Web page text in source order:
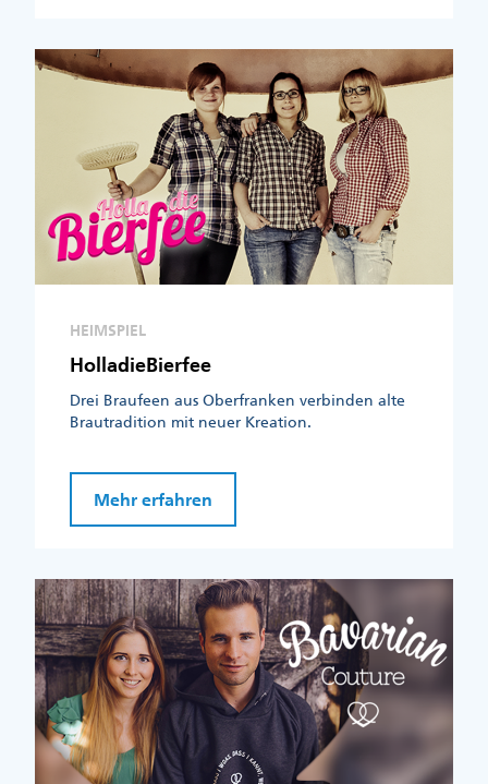
HEIMSPIEL
HolladieBierfee
Drei Braufeen aus Oberfranken verbinden alte
Brautradition mit neuer Kreation.
Mehr erfahren